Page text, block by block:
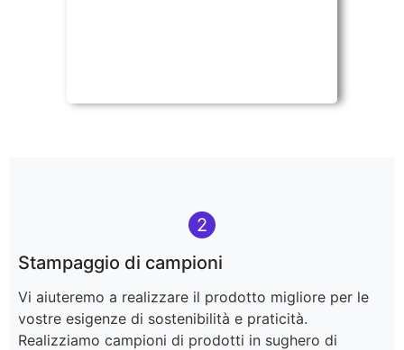
2
Stampaggio di campioni
Vi aiuteremo a realizzare il prodotto migliore per le
vostre esigenze di sostenibilità e praticità.
Realizziamo campioni di prodotti in sughero di